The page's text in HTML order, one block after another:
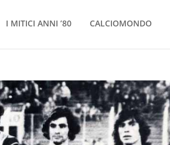
I MITICI ANNI ’80 CALCIOMONDO